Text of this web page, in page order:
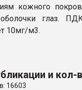
кожного
глаз.
10мг/м3.
и кол-
16603